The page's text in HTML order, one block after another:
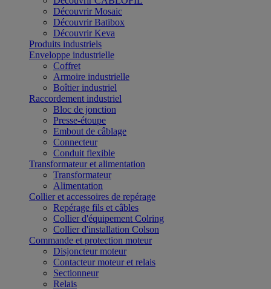
Découvrir Mosaic
Découvrir Batibox
Découvrir Keva
Produits industriels
Enveloppe industrielle
Coffret
Armoire industrielle
Boîtier industriel
Raccordement industriel
Bloc de jonction
Presse-étoupe
Embout de câblage
Connecteur
Conduit flexible
Transformateur et alimentation
Transformateur
Alimentation
Collier et accessoires de repérage
Repérage fils et câbles
Collier d'équipement Colring
Collier d'installation Colson
Commande et protection moteur
Disjoncteur moteur
Contacteur moteur et relais
Sectionneur
Relais